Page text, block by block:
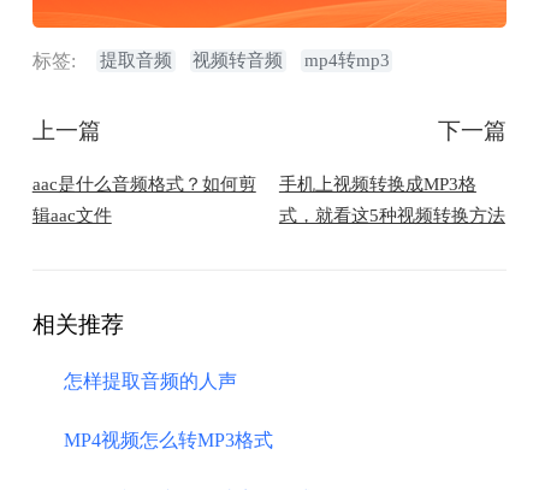
标签: 提取音频 视频转音频 mp4转mp3
上一篇
aac是什么音频格式？如何剪
辑aac文件
下一篇
手机上视频转换成MP3格
式，就看这5种视频转换方法
相关推荐
怎样提取音频的人声
MP4视频怎么转MP3格式